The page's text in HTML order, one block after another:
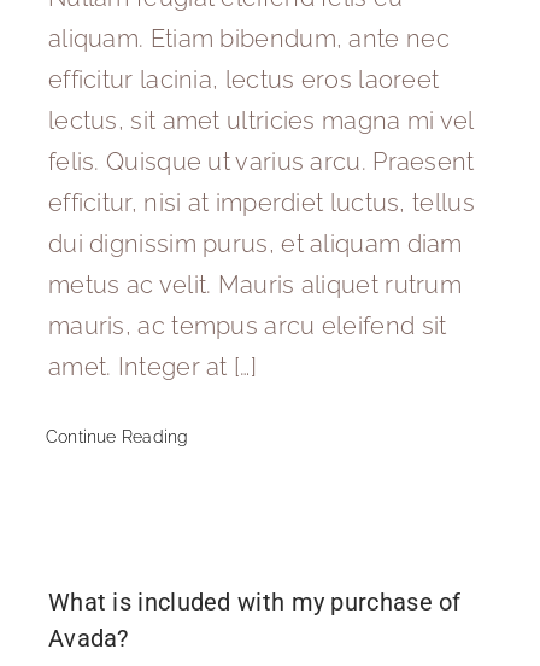
aliquam. Etiam bibendum, ante nec
efficitur lacinia, lectus eros laoreet
lectus, sit amet ultricies magna mi vel
felis. Quisque ut varius arcu. Praesent
efficitur, nisi at imperdiet luctus, tellus
dui dignissim purus, et aliquam diam
metus ac velit. Mauris aliquet rutrum
mauris, ac tempus arcu eleifend sit
amet. Integer at […]
Continue Reading
What is included with my purchase of
Avada?